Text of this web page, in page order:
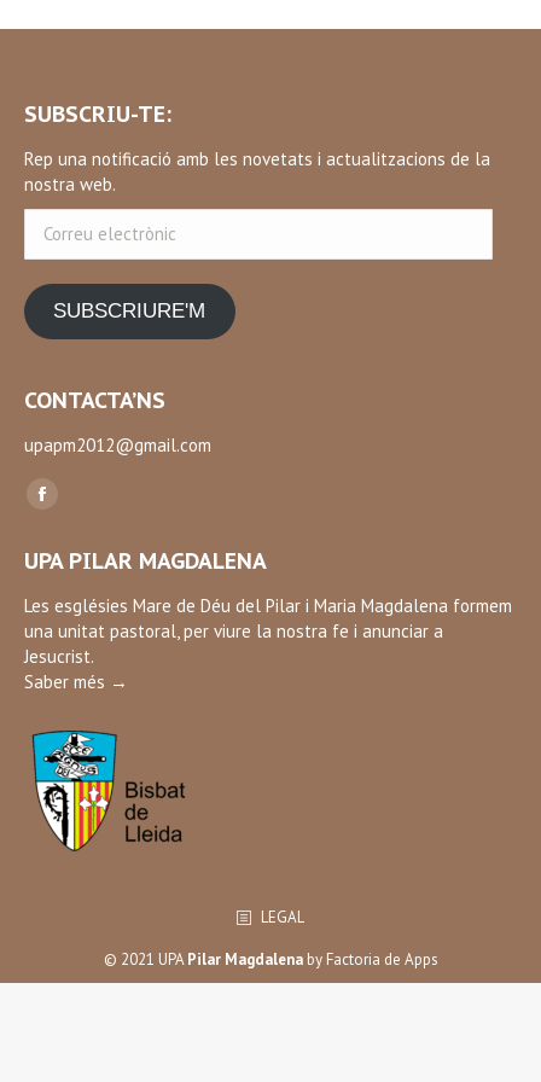
SUBSCRIU-TE:
Rep una notificació amb les novetats i actualitzacions de la
nostra web.
electrònic
SUBSCRIURE'M
CONTACTA’NS
upapm2012@gmail.com
Find us on:
Facebook
opens
in
new
window
UPA PILAR MAGDALENA
Les esglésies Mare de Déu del Pilar i Maria Magdalena formem
una unitat pastoral, per viure la nostra fe i anunciar a
Jesucrist.
Saber més →
LEGAL
© 2021 UPAPilar Magdalenaby Factoria de Apps